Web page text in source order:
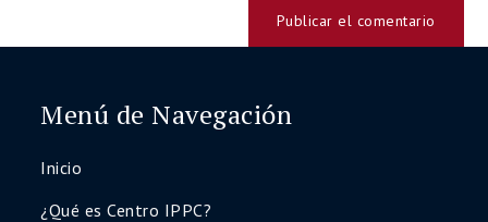
Menú de Navegación
Inicio
¿Qué es Centro IPPC?